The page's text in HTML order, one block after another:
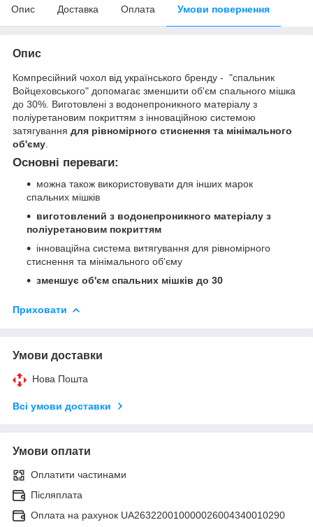
Опис Доставка Оплата Умови повернення
Опис
Компресійний чохол від українського бренду - "спальник
Войцеховського" допомагає зменшити об'єм спального мішка
до 30%. Виготовлені з водонепроникного матеріалу з
поліуретановим покриттям з інноваційною системою
затягування для рівномірного стиснення та мінімального
об'єму
Основні переваги:
можна також використовувати для інших марок
спальних мішків
виготовлений з водонепроникного матеріалу з
поліуретановим покриттям
інноваційна система витягування для рівномірного
стиснення та мінімального об'єму
зменшує об'єм спальних мішків до 30
Приховати
Умови доставки
Нова Пошта
Всі умови доставки
Умови оплати
Оплатити частинами
Післяплата
Оплата на рахунок UA263220010000026004340010290